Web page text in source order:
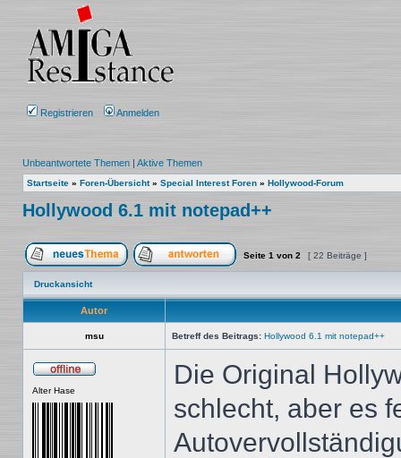
Registrieren Anmelden
Unbeantwortete Themen | Aktive Themen
Startseite » Foren-Übersicht» Special Interest Foren » Hollywood-Forum
Hollywood 6.1 mit notepad++
Ein neues Thema erstellenAuf das Thema antworten
Seite 1 von 2 [ 22 Beiträge ]
Druckansicht
Autor
msu Betreff des Beitrags: Hollywood 6.1 mit notepad++
Alter Hase
Die Original
schlecht, aber es